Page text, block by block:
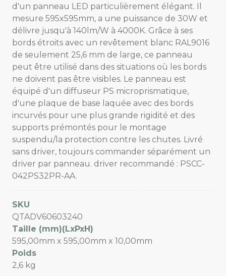
d'un panneau LED particulièrement élégant. Il
mesure 595x595mm, a une puissance de 30W et
délivre jusqu'à 140lm/W à 4000K. Grâce à ses
bords étroits avec un revêtement blanc RAL9016
de seulement 25,6 mm de large, ce panneau
peut être utilisé dans des situations où les bords
ne doivent pas être visibles. Le panneau est
équipé d'un diffuseur PS microprismatique,
d'une plaque de base laquée avec des bords
incurvés pour une plus grande rigidité et des
supports prémontés pour le montage
suspendu/la protection contre les chutes. Livré
sans driver, toujours commander séparément un
driver par panneau. driver recommandé : PSCC-
042PS32PR-AA.
SKU
QTADV60603240
Taille (mm)(LxPxH)
595,00mm x 595,00mm x 10,00mm
Poids
2,6 kg